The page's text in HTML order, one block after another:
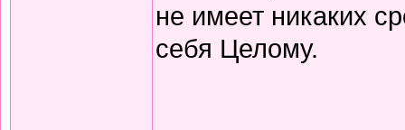
не имеет никаких
себя Целому.